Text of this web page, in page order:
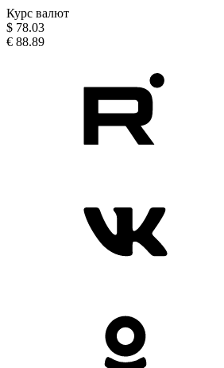
Курс валют
$ 78.03
€ 88.89